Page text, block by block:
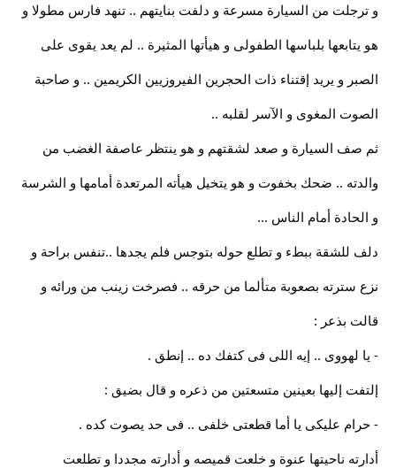
و ترجلت من السيارة مسرعة و دلفت بنايتهم .. تنهد فارس مطولا و
هو يتابعها بلباسها الطفولى و هيأتها المثيرة .. لم يعد يقوى على
الصبر و يريد إقتناء ذات الحجرين الفيروزيين الكريمين .. و صاحبة
الصوت المغوى و الآسر لقلبه ..
ثم صف السيارة و صعد لشقتهم و هو ينتظر عاصفة الغضب من
والدته .. ضحك بخفوت و هو يتخيل هيأته المرتعدة أمامها و الشرسة
و الحادة أمام الناس ...
دلف للشقة ببطء و تطلع حوله بتوجس فلم يجدها ..تنفس براحة و
نزع سترته بصعوبة متألما من حرقه .. فصرخت زينب من ورائه و
قالت بذعر :
- يا لهووى .. إيه اللى فى كتفك ده .. إنطق .
إلتفت إليها بعينين متسعتين من ذعره و قال بضيق :
- حرام عليكى يا أما قطعتى خلفى .. فى حد يصوت كده .
أدارته ناحيتها عنوة و خلعت قميصه و أدارته مجددا و تطلعت